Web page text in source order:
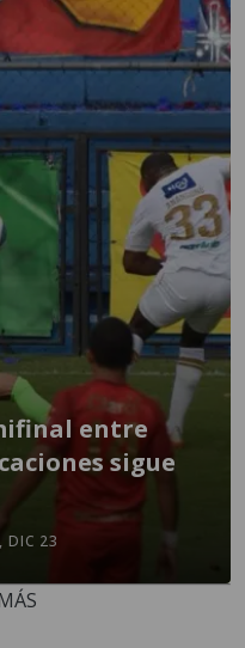
entre
sigue
DIC 23